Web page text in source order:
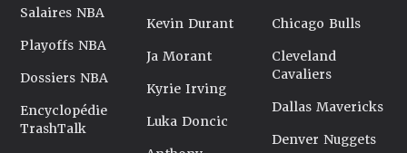
Salaires NBA
Playoffs NBA
Dossiers NBA
Encyclopédie
TrashTalk
Kevin Durant
Ja Morant
Kyrie Irving
Luka Doncic
Chicago Bulls
Cleveland
Cavaliers
Dallas Mavericks
Denver Nuggets